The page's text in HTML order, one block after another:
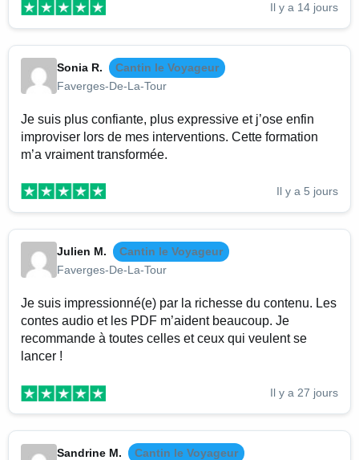
Il y a 14 jours
Sonia R.
Cantin le Voyageur
Faverges-De-La-Tour
Je suis plus confiante, plus expressive et j’ose enfin
improviser lors de mes interventions. Cette formation
m’a vraiment transformée.
Il y a 5 jours
Julien M.
Cantin le Voyageur
Faverges-De-La-Tour
Je suis impressionné(e) par la richesse du contenu. Les
contes audio et les PDF m’aident beaucoup. Je
recommande à toutes celles et ceux qui veulent se
lancer !
Il y a 27 jours
Sandrine M. Cantin le Voyageur